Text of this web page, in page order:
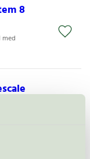
8
med